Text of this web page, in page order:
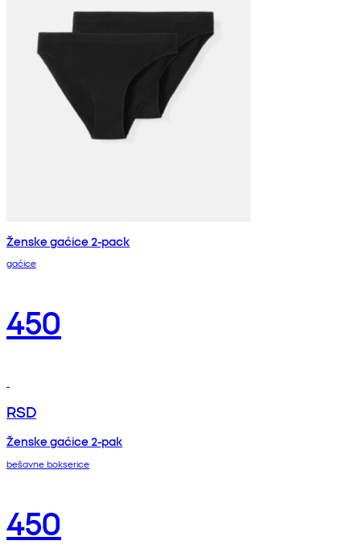
Ženske gaćice 2-pack
gaćice
450
RSD
Ženske gaćice 2-pak
bešavne bokserice
450